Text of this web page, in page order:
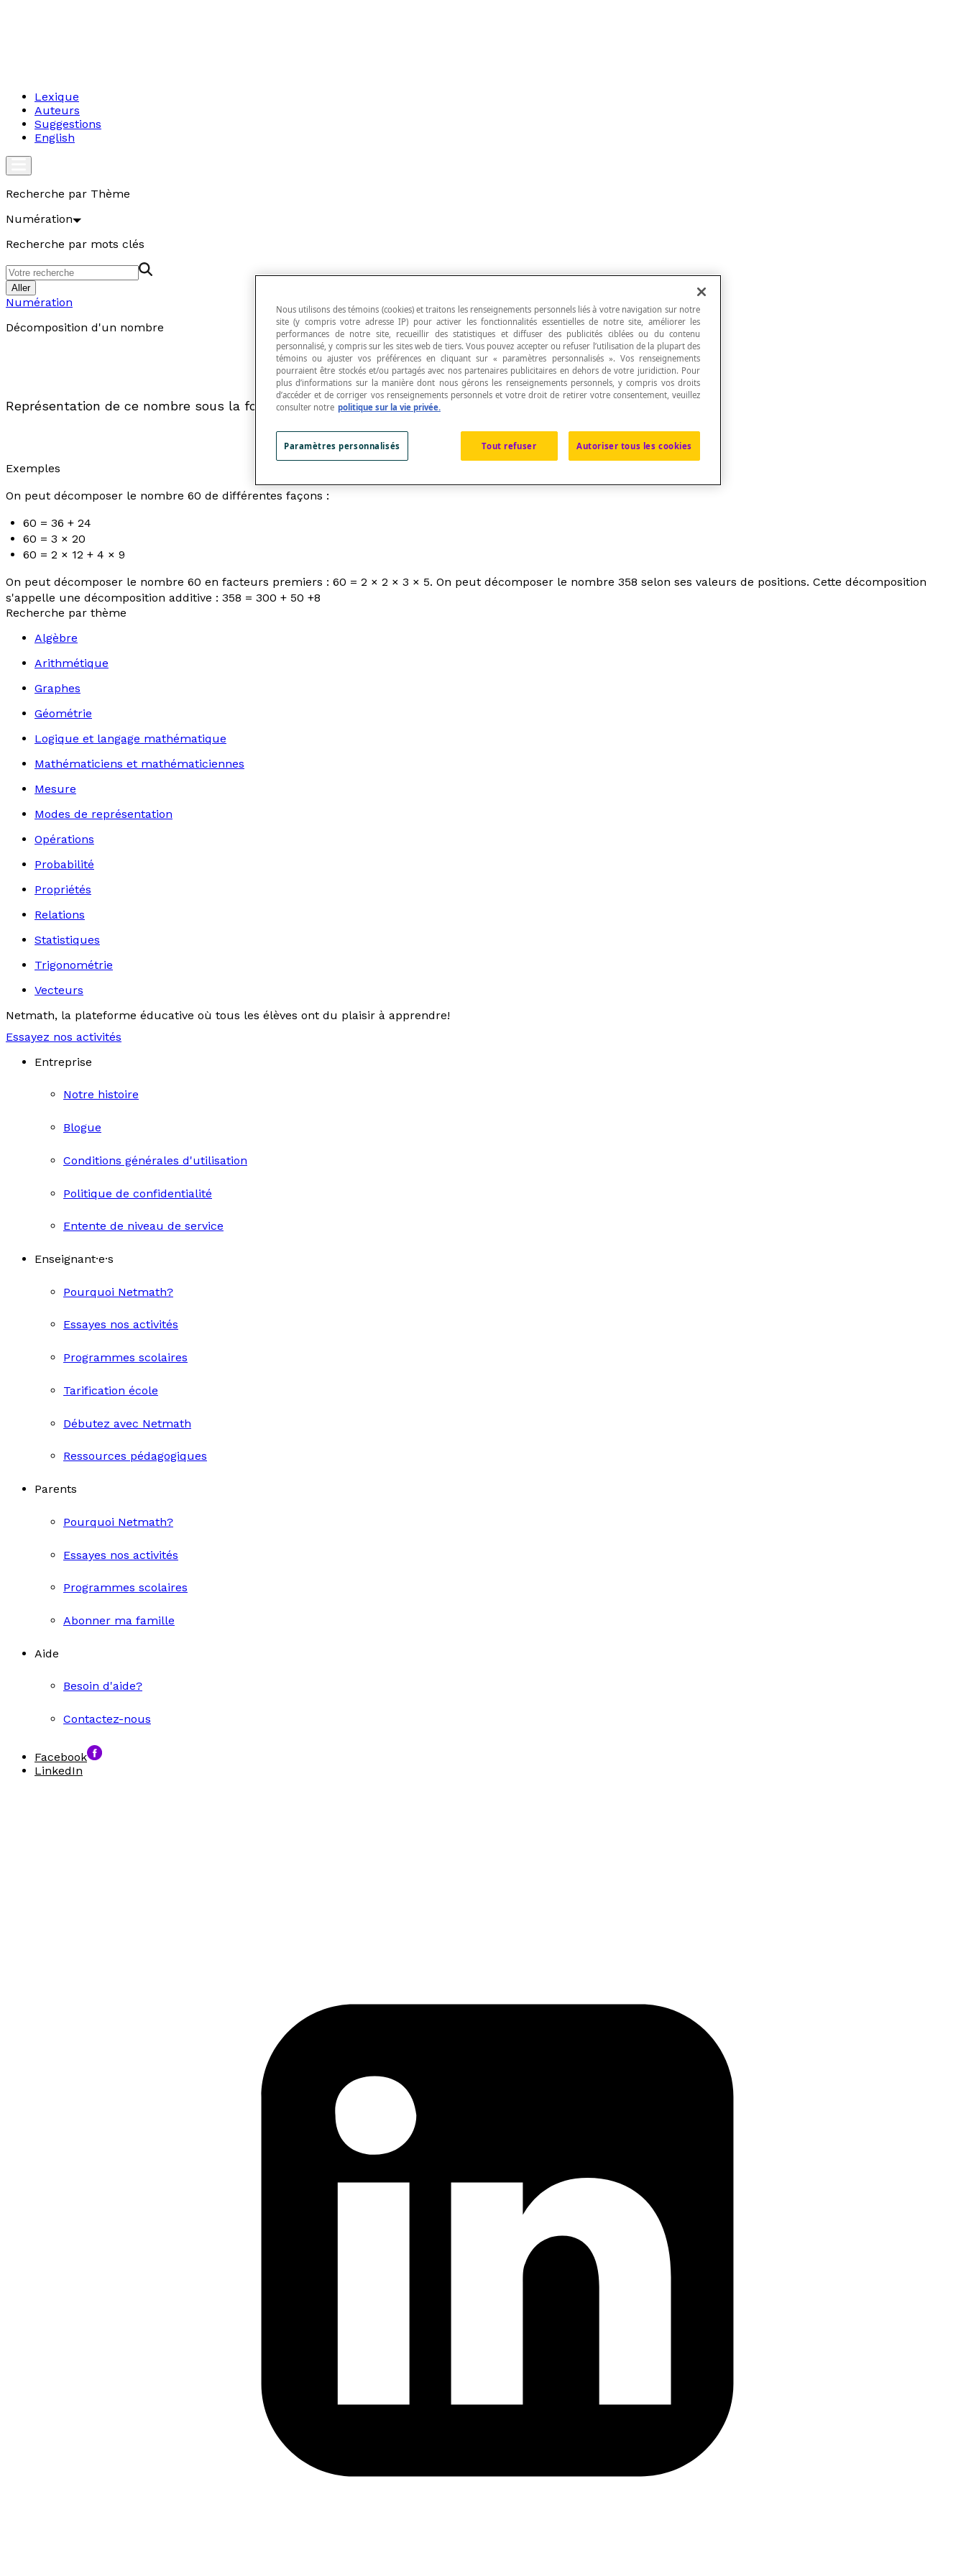
Lexique
Auteurs
Suggestions
English
Recherche par Thème
Numération
Recherche par mots clés
Aller
Numération
Décomposition d'un nombre
Représentation de ce nombre sous la forme d'une somme de termes ou sous la forme d'un produit de
Exemples
On peut décomposer le nombre 60 de différentes façons :
60 = 36 + 24
60 = 3 × 20
60 = 2 × 12 + 4 × 9
On peut décomposer le nombre 60 en facteurs premiers : 60 = 2 × 2 × 3 × 5. On peut décomposer le nombre 358 selon ses valeurs de positions. Cette décomposition
s'appelle une décomposition additive : 358 = 300 + 50 +8
Recherche par thème
Algèbre
Arithmétique
Graphes
Géométrie
Logique et langage mathématique
Mathématiciens et mathématiciennes
Mesure
Modes de représentation
Opérations
Probabilité
Propriétés
Relations
Statistiques
Trigonométrie
Vecteurs
Netmath, la plateforme éducative où tous les élèves ont du plaisir à apprendre!
Essayez nos activités
Entreprise
Notre histoire
Blogue
Conditions générales d'utilisation
Politique de confidentialité
Entente de niveau de service
Enseignant·e·s
Pourquoi Netmath?
Essayes nos activités
Programmes scolaires
Tarification école
Débutez avec Netmath
Ressources pédagogiques
Parents
Pourquoi Netmath?
Essayes nos activités
Programmes scolaires
Abonner ma famille
Aide
Besoin d'aide?
Contactez-nous
Facebook
LinkedIn
Nous utilisons des témoins (cookies) et traitons les renseignements personnels liés à votre navigation sur notre
site (y compris votre adresse IP) pour activer les fonctionnalités essentielles de notre site, améliorer les
performances de notre site, recueillir des statistiques et diffuser des publicités ciblées ou du contenu
personnalisé, y compris sur les sites web de tiers. Vous pouvez accepter ou refuser l’utilisation de la plupart des
témoins ou ajuster vos préférences en cliquant sur « paramètres personnalisés ». Vos renseignements
pourraient être stockés et/ou partagés avec nos partenaires publicitaires en dehors de votre juridiction. Pour
plus d’informations sur la manière dont nous gérons les renseignements personnels, y compris vos droits
d’accéder et de corriger vos renseignements personnels et votre droit de retirer votre consentement, veuillez
consulter notre politique sur la vie privée.
Tout refuser Autoriser tous les cookies
Paramètres personnalisés